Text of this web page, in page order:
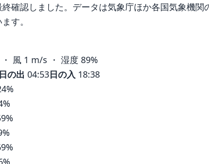
確認しました。データは気象庁ほか各国気象機
す。
風 1 m/s ・ 湿度 89%
日の出 04:53日の入 18:38